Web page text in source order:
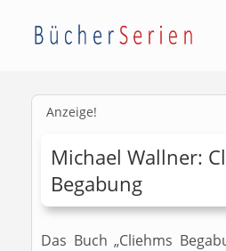
Anzeige!
Michael Wallner:
Begabung
Das Buch „Cliehms